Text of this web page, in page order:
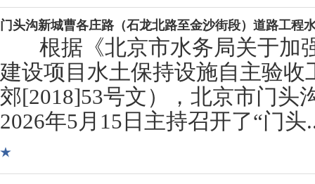
门头沟新城曹各庄路（石龙北路至金沙街段）道路工程
根据《北京市水务局关于加
建设项目水土保持设施自主验收
郊[2018]53号文），北京市门头
2026年5月15日主持召开了“门头